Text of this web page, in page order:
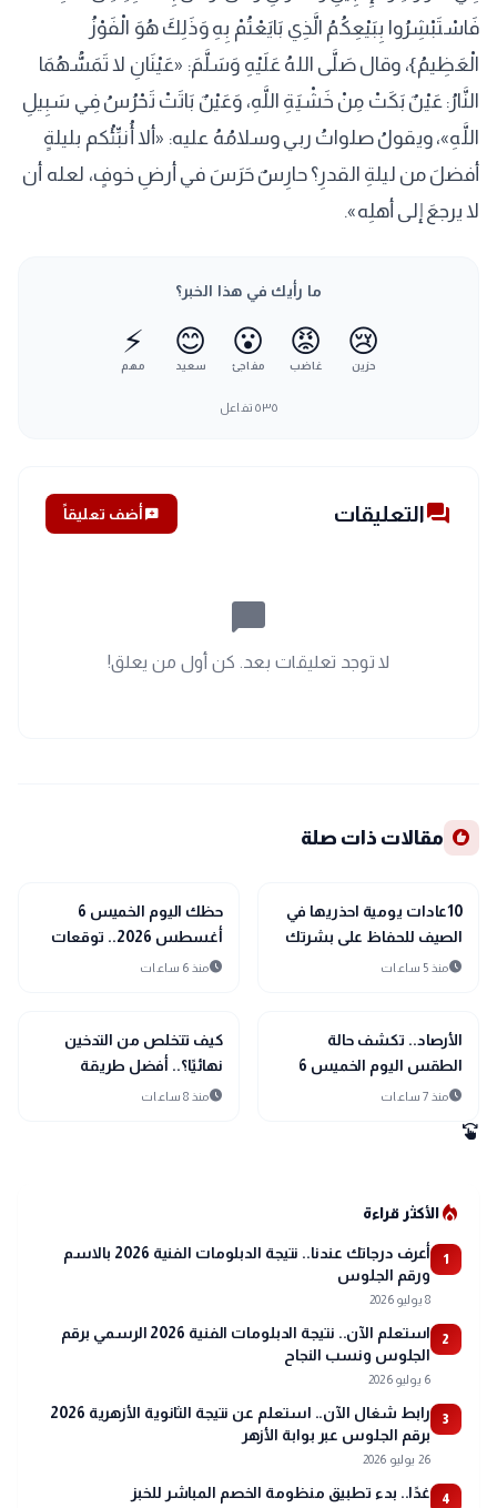
فَاسْتَبْشِرُوا بِبَيْعِكُمُ الَّذِي بَايَعْتُمْ بِهِ وَذَلِكَ هُوَ الْفَوْزُ
الْعَظِيمُ}، وقال صَلَّى اللهُ عَلَيْهِ وَسَلَّمَ: «عَيْنَانِ لا تَمَسُّهُمَا
النَّارُ: عَيْنٌ بَكَتْ مِنْ خَشْيَةِ اللَّهِ، وَعَيْنٌ بَاتَتْ تَحْرُسُ فِي سَبِيلِ
اللَّهِ»، ويقولُ صلواتُ ربي وسلامُهُ عليه: «ألا أُنبِّئُكم بليلةٍ
أفضلَ من ليلةِ القدرِ؟ حارِسٌ حَرَسَ في أرضِ خوفٍ، لعله أن
لا يرجعَ إلى أهلِه».
ما رأيك في هذا الخبر؟
😢
حزين
😡
غاضب
😮
مفاجئ
😊
سعيد
⚡
مهم
٥٣٥تفاعل
forumالتعليقات add_commentأضف تعليقاً
chat_bubble_outline
لا توجد تعليقات بعد. كن أول من يعلق!
recommend مقالات ذات صلة
interests
منوعات
10عادات يومية احذريها في
الصيف للحفاظ على بشرتك
scheduleمنذ 5 ساعات
interests
منوعات
حظك اليوم الخميس 6
أغسطس 2026.. توقعات
الأبراج على الصعيد المهني
scheduleمنذ 6 ساعات
interests
منوعات
الأرصاد.. تكشف حالة
الطقس اليوم الخميس 6
أغسطس 2026
scheduleمنذ 7 ساعات
interests
منوعات
كيف تتخلص من التدخين
نهائيًا؟.. أفضل طريقة
للإقلاع وأسباب نجاحها
scheduleمنذ 8 ساعات
swipe
local_fire_departmentالأكثر قراءة
1
أعرف درجاتك عندنا.. نتيجة الدبلومات الفنية 2026 بالاسم
ورقم الجلوس
8 يوليو 2026
2
استعلم الآن.. نتيجة الدبلومات الفنية 2026 الرسمي برقم
الجلوس ونسب النجاح
6 يوليو 2026
3
رابط شغال الآن.. استعلم عن نتيجة الثانوية الأزهرية 2026
برقم الجلوس عبر بوابة الأزهر
26 يوليو 2026
4 غدًا.. بدء تطبيق منظومة الخصم المباشر للخبز